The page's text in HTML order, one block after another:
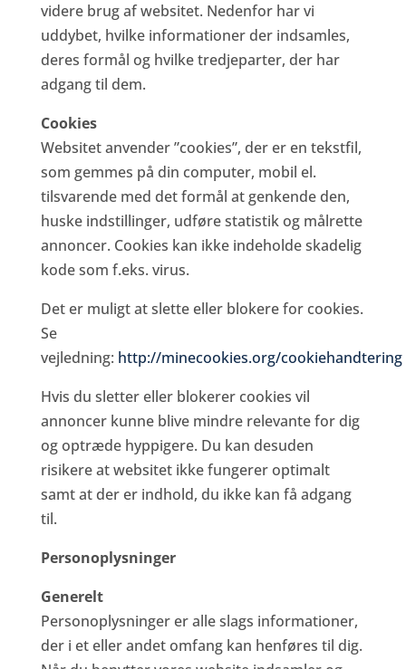
videre brug af websitet. Nedenfor har vi
uddybet, hvilke informationer der indsamles,
deres formål og hvilke tredjeparter, der har
adgang til dem.
Cookies
Websitet anvender ”cookies”, der er en tekstfil,
som gemmes på din computer, mobil el.
tilsvarende med det formål at genkende den,
huske indstillinger, udføre statistik og målrette
annoncer. Cookies kan ikke indeholde skadelig
kode som f.eks. virus.
Det er muligt at slette eller blokere for cookies.
Se
vejledning: http://minecookies.org/cookiehandtering
Hvis du sletter eller blokerer cookies vil
annoncer kunne blive mindre relevante for dig
og optræde hyppigere. Du kan desuden
risikere at websitet ikke fungerer optimalt
samt at der er indhold, du ikke kan få adgang
til.
Personoplysninger
Generelt
Personoplysninger er alle slags informationer,
der i et eller andet omfang kan henføres til dig.